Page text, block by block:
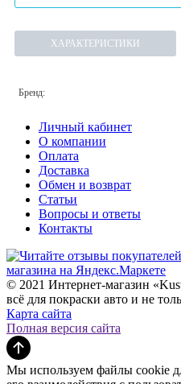
ХАРАКТЕРИСТИКИ
Бренд:
Личный кабинет
О компании
Оплата
Доставка
Обмен и возврат
Статьи
Вопросы и ответы
Контакты
© 2021 Интернет-магазин
всё для покраски авто и не
Карта сайта
Полная версия сайта
Мы используем файлы cookie